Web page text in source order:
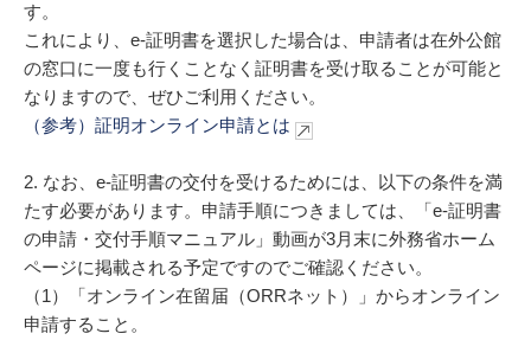
す。
これにより、e-証明書を選択した場合は、申請者は在外公館
の窓口に一度も行くことなく証明書を受け取ることが可能と
なりますので、ぜひご利用ください。
（参考）証明オンライン申請とは
2. なお、e-証明書の交付を受けるためには、以下の条件を満
たす必要があります。申請手順につきましては、「e-証明書
の申請・交付手順マニュアル」動画が3月末に外務省ホーム
ページに掲載される予定ですのでご確認ください。
（1）「オンライン在留届（ORRネット）」からオンライン
申請すること。